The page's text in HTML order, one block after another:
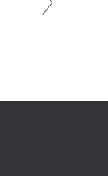
Parce qu'ils sont